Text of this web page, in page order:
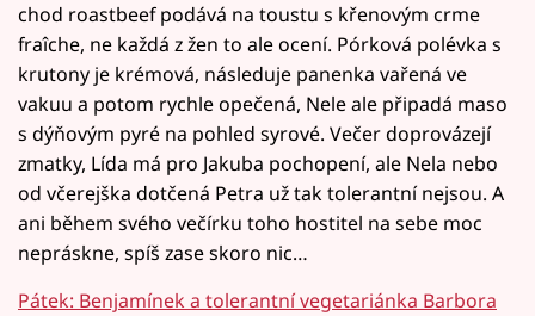
chod roastbeef podává na toustu s křenovým crme
fraîche, ne každá z žen to ale ocení. Pórková polévka s
krutony je krémová, následuje panenka vařená ve
vakuu a potom rychle opečená, Nele ale připadá maso
s dýňovým pyré na pohled syrové. Večer doprovázejí
zmatky, Lída má pro Jakuba pochopení, ale Nela nebo
od včerejška dotčená Petra už tak tolerantní nejsou. A
ani během svého večírku toho hostitel na sebe moc
nepráskne, spíš zase skoro nic…
Pátek: Benjamínek a tolerantní vegetariánka Barbora